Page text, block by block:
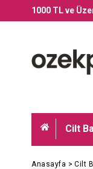
1000 TL ve
Cilt
Anasayfa > Cilt